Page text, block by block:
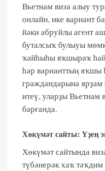
Вьетнам виза алыу
онлайн, ике вариант
йәки абруйлы агент
буталсыҡ булыуы
ҡайһыһы яҡшыраҡ
һәр варианттың яҡшы
граждандарына ярҙам
итеү, уларҙы Вьетнам
барғанда.
Хөкүмәт сайты: Үҙең
Хөкүмәт сайтында
түбәнерәк хаҡ